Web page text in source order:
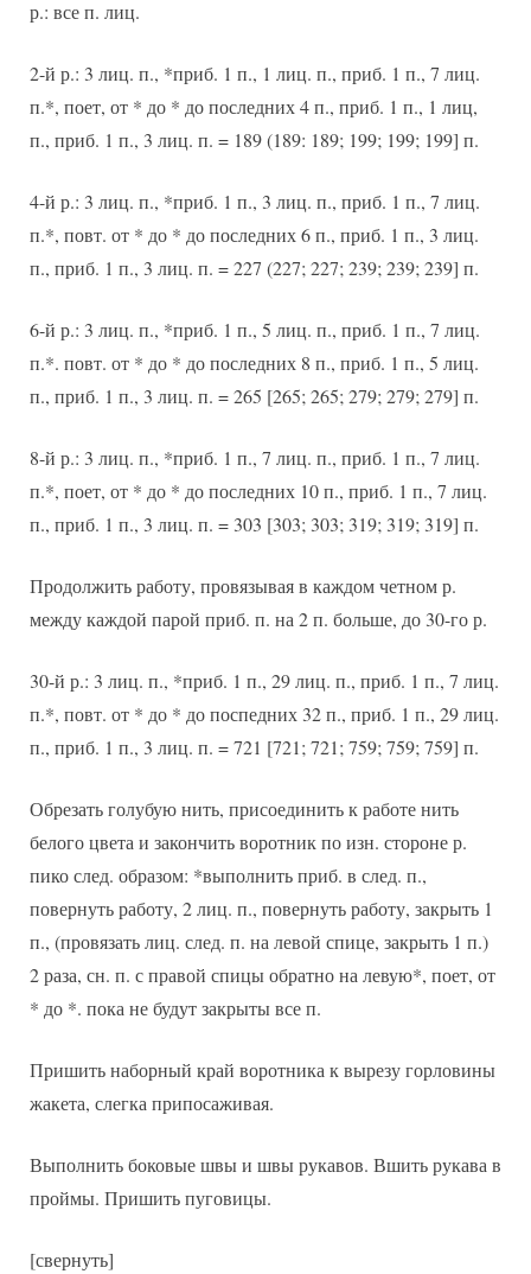
р.: все п. лиц.
2-й р.: 3 лиц. п., *приб. 1 п., 1 лиц. п., приб. 1 п., 7 лиц.
п.*, поет, от * до * до последних 4 п., приб. 1 п., 1 лиц,
п., приб. 1 п., 3 лиц. п. = 189 (189: 189; 199; 199; 199] п.
4-й р.: 3 лиц. п., *приб. 1 п., 3 лиц. п., приб. 1 п., 7 лиц.
п.*, повт. от * до * до последних 6 п., приб. 1 п., 3 лиц.
п., приб. 1 п., 3 лиц. п. = 227 (227; 227; 239; 239; 239] п.
6-й р.: 3 лиц. п., *приб. 1 п., 5 лиц. п., приб. 1 п., 7 лиц.
п.*. повт. от * до * до последних 8 п., приб. 1 п., 5 лиц.
п., приб. 1 п., 3 лиц. п. = 265 [265; 265; 279; 279; 279] п.
8-й р.: 3 лиц. п., *приб. 1 п., 7 лиц. п., приб. 1 п., 7 лиц.
п.*, поет, от * до * до последних 10 п., приб. 1 п., 7 лиц.
п., приб. 1 п., 3 лиц. п. = 303 [303; 303; 319; 319; 319] п.
Продолжить работу, провязывая в каждом четном р.
между каждой парой приб. п. на 2 п. больше, до 30-го р.
30-й р.: 3 лиц. п., *приб. 1 п., 29 лиц. п., приб. 1 п., 7 лиц.
п.*, повт. от * до * до поспедних 32 п., приб. 1 п., 29 лиц.
п., приб. 1 п., 3 лиц. п. = 721 [721; 721; 759; 759; 759] п.
Обрезать голубую нить, присоединить к работе нить
белого цвета и закончить воротник по изн. стороне р.
пико след. образом: *выполнить приб. в след. п.,
повернуть работу, 2 лиц. п., повернуть работу, закрыть 1
п., (провязать лиц. след. п. на левой спице, закрыть 1 п.)
2 раза, сн. п. с правой спицы обратно на левую*, поет, от
* до *. пока не будут закрыты все п.
Пришить наборный край воротника к вырезу горловины
жакета, слегка припосаживая.
Выполнить боковые швы и швы рукавов. Вшить рукава в
проймы. Пришить пуговицы.
[свернуть]